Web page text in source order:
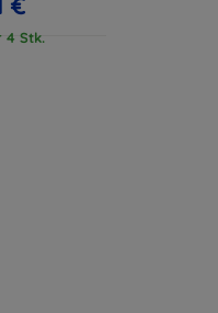
4 Stk.